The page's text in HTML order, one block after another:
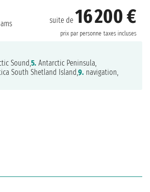
suite de 16 200 €
prix par personne taxes incluses
Sound,5. Antarctic Peninsula,
South Shetland Island,9. navigation,